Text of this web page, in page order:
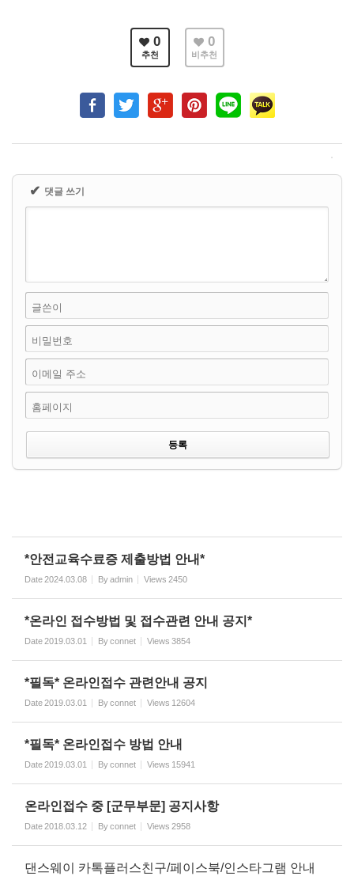
0
추천
0
비추천
✔ 댓글 쓰기
글쓴이
비밀번호
이메일 주소
홈페이지
*안전교육수료증 제출방법 안내*
Date2024.03.08 Byadmin Views 2450
*온라인 접수방법 및 접수관련 안내 공지*
Date2019.03.01 Byconnet Views 3854
*필독* 온라인접수 관련안내 공지
Date2019.03.01 Byconnet Views 12604
*필독* 온라인접수 방법 안내
Date2019.03.01 Byconnet Views 15941
온라인접수 중 [군무부문] 공지사항
Date2018.03.12 Byconnet Views 2958
댄스웨이 카톡플러스친구/페이스북/인스타그램 안내